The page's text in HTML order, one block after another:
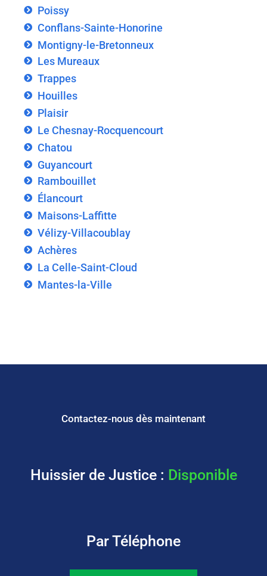
Poissy
Conflans-Sainte-Honorine
Montigny-le-Bretonneux
Les Mureaux
Trappes
Houilles
Plaisir
Le Chesnay-Rocquencourt
Chatou
Guyancourt
Rambouillet
Élancourt
Maisons-Laffitte
Vélizy-Villacoublay
Achères
La Celle-Saint-Cloud
Mantes-la-Ville
Contactez-nous dès maintenant
Huissier de Justice : Disponible
Par Téléphone